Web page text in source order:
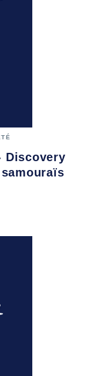
Discovery